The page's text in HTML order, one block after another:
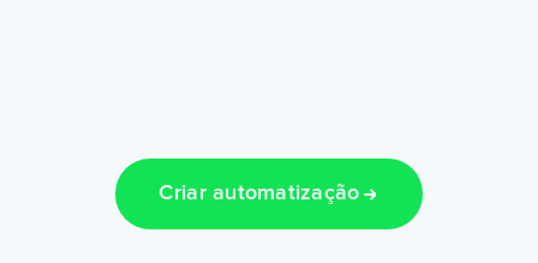
Criar automatização